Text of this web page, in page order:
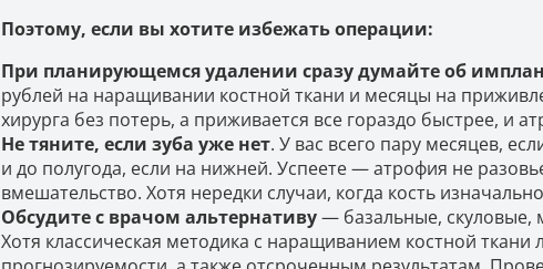
Поэтому, если вы хотите избежать операции:
При планирующемся удалении сразу думайте об
рублей на наращивании костной ткани и месяцы на
хирурга без потерь, а приживается все гораздо быстрее, и
Не тяните, если зуба уже нет. У вас всего пару месяцев,
и до полугода, если на нижней. Успеете — атрофия не
вмешательство. Хотя нередки случаи, когда кость
Обсудите с врачом альтернативу— базальные, скуловые,
Хотя классическая методика с наращиванием костной